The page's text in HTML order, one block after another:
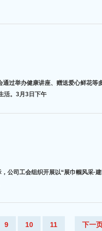
过举办健康讲座、赠送爱心鲜花
活。3月3日下午
司工会组织开展以“展巾帼风采·
9 10 11 下一